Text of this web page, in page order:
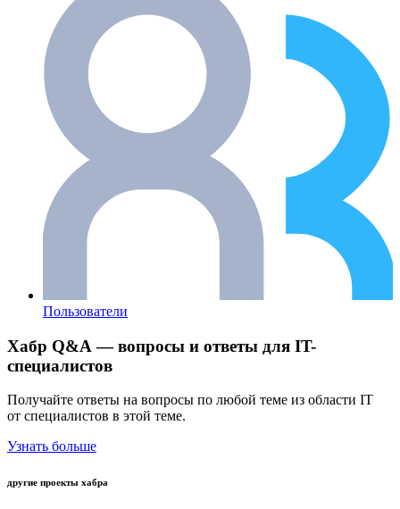
Пользователи
Хабр Q&A — вопросы и ответы для IT-
специалистов
Получайте ответы на вопросы по любой теме из области IT
от специалистов в этой теме.
Узнать больше
другие проекты хабра